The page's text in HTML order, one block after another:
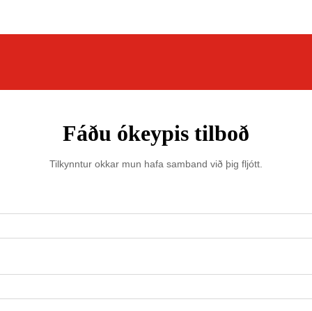
Fáðu ókeypis tilboð
Tilkynntur okkar mun hafa samband við þig fljótt.